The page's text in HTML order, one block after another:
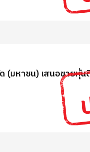
(มหาชน) เสนอขาย